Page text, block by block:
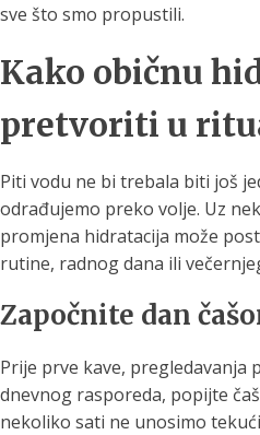
sve što smo propustili.
Kako običnu
pretvoriti u
Piti vodu ne bi trebala biti još
odrađujemo preko volje. Uz
promjena hidratacija može
rutine, radnog dana ili
Započnite dan
Prije prve kave, pregledavanja
dnevnog rasporeda, popijte
nekoliko sati ne unosimo